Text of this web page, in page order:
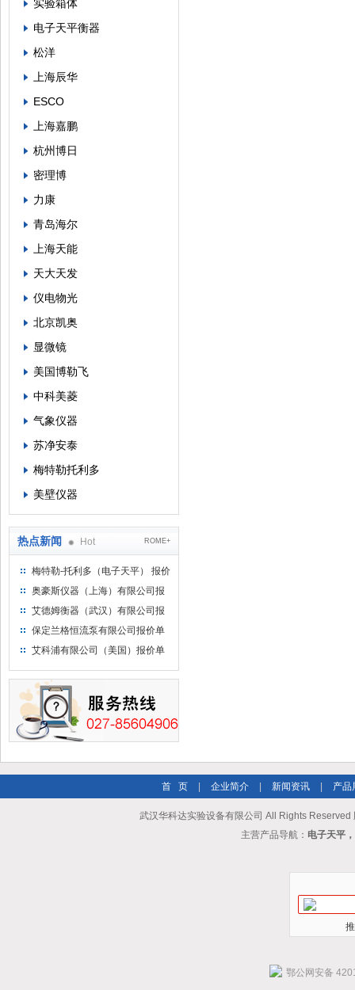
实验箱体
电子天平衡器
松洋
上海辰华
ESCO
上海嘉鹏
杭州博日
密理博
力康
青岛海尔
上海天能
天大天发
仪电物光
北京凯奥
显微镜
美国博勒飞
中科美菱
气象仪器
苏净安泰
梅特勒托利多
美壁仪器
热点新闻 Hot ROME+
梅特勒-托利多（电子天平） 报价
单
奥豪斯仪器（上海）有限公司报
价单
艾德姆衡器（武汉）有限公司报
价单
保定兰格恒流泵有限公司报价单
艾科浦有限公司（美国）报价单
首 页 企业简介 新闻资讯 产品
武汉华科达实验设备有限公司 All Rights Reserved
主营产品导航： 电子天平
鄂公网安备